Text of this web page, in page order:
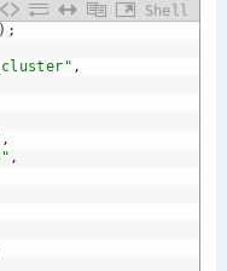
Shell
) ;
,
,
,